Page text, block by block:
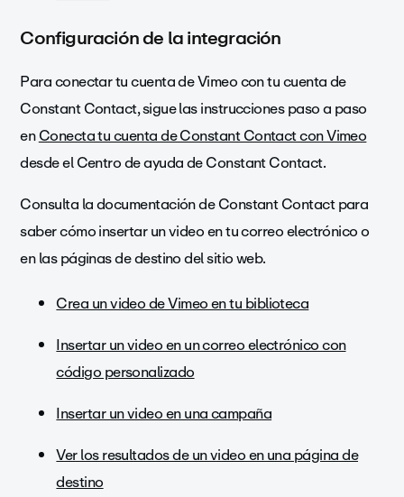
Configuración de la integración
Para conectar tu cuenta de Vimeo con tu cuenta de
Constant Contact, sigue las instrucciones paso a paso
enConecta tu cuenta de Constant Contact con Vimeo
desde el Centro de ayuda de Constant Contact.
Consulta la documentación de Constant Contact para
saber cómo insertar un video en tu correo electrónico o
en las páginas de destino del sitio web.
Crea un video de Vimeo en tu biblioteca
Insertar un video en un correo electrónico con
código personalizado
Insertar un video en una campaña
Ver los resultados de un video en una página de
destino